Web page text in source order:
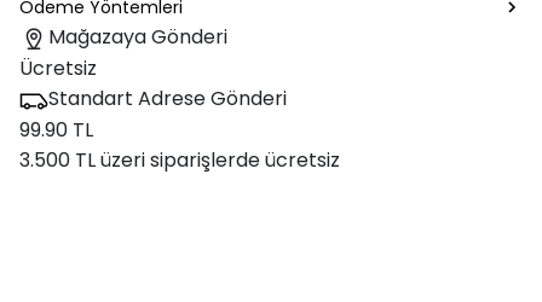
Ödeme Yöntemleri
Mağazaya Gönderi
Ücretsiz
Standart Adrese Gönderi
99.90 TL
3.500 TL üzeri siparişlerde ücretsiz